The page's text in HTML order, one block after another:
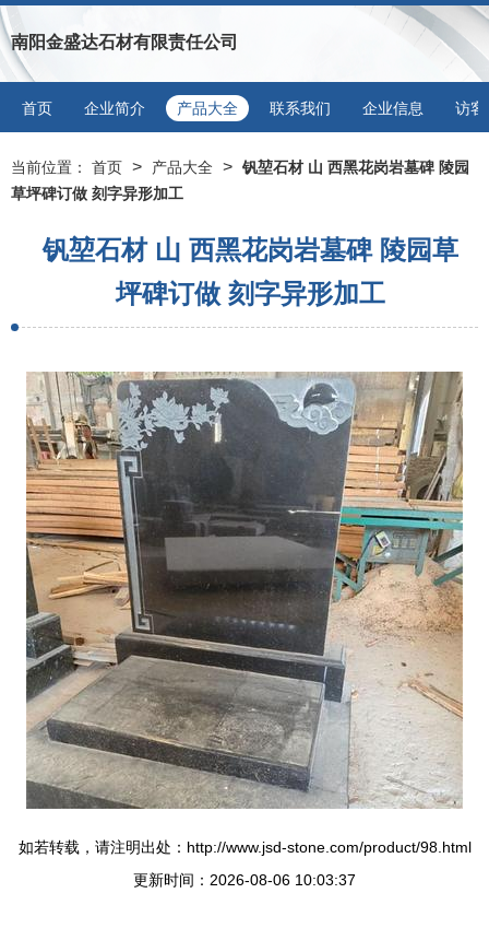
南阳金盛达石材有限责任公司
首页 企业简介 产品大全 联系我们 企业信息 访客
当前位置： 首页 > 产品大全 > 钒堃石材 山 西黑花岗岩墓碑 陵园
草坪碑订做 刻字异形加工
钒堃石材 山 西黑花岗岩墓碑 陵园草
坪碑订做 刻字异形加工
如若转载，请注明出处：http://www.jsd-stone.com/product/98.html
更新时间：2026-08-06 10:03:37